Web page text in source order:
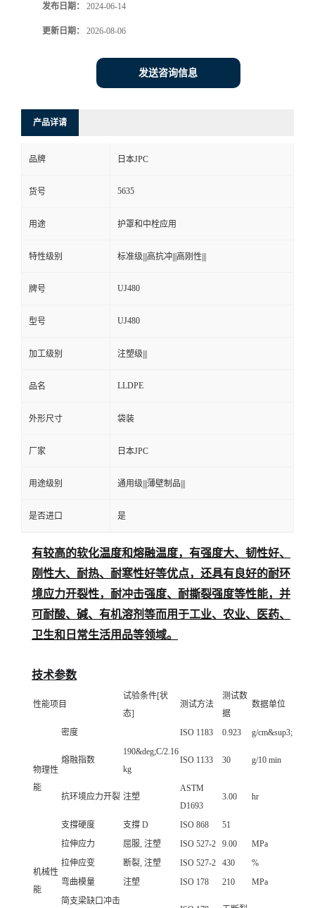
发布日期： 2024-06-14
更新日期： 2026-08-06
发送咨询信息
产品详请
品牌 日本JPC
货号 5635
用途 护罩和中栓应用
特性级别 标准级|||高抗冲|||高刚性|||
牌号 UJ480
型号 UJ480
加工级别 注塑级|||
品名 LLDPE
外形尺寸 袋装
厂家 日本JPC
用途级别 通用级|||薄壁制品|||
是否进口 是
有较高的软化温度和熔融温度，有强度大、韧性好、
刚性大、耐热、耐寒性好等优点，还具有良好的耐环
境应力开裂性，耐冲击强度、耐撕裂强度等性能，并
可耐酸、碱、有机溶剂等而用于工业、农业、医药、
卫生和日常生活用品等领域。
技术参数
性能项目
试验条件[状
态]
测试方法
测试数
据
数据单位
物理性
能
密度 ISO 1183 0.923 g/cm&sup3;
熔融指数
190&deg;C/2.16
kg
ISO 1133 30 g/10 min
抗环境应力开裂 注塑
ASTM
D1693
3.00 hr
支撐硬度 支撐 D ISO 868 51
机械性
能
拉伸应力 屈服, 注塑 ISO 527-2 9.00
MPa
拉伸应变
断裂, 注塑 ISO 527-2 430
%
弯曲模量
注塑 ISO 178 210
MPa
简支梁缺口冲击